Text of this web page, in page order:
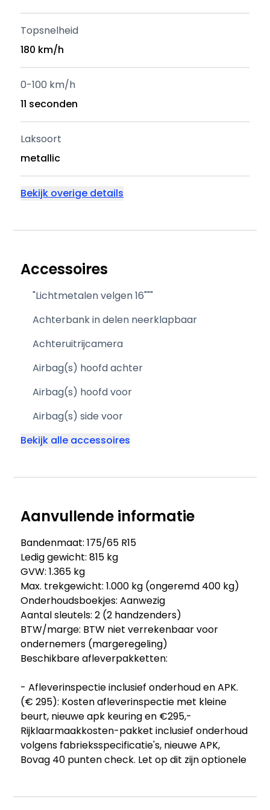
Topsnelheid
180 km/h
0-100 km/h
11 seconden
Laksoort
metallic
Bekijk overige details
Accessoires
"Lichtmetalen velgen 16"""
Achterbank in delen neerklapbaar
Achteruitrijcamera
Airbag(s) hoofd achter
Airbag(s) hoofd voor
Airbag(s) side voor
Bekijk alle accessoires
Aanvullende informatie
Bandenmaat: 175/65 R15
Ledig gewicht: 815 kg
GVW: 1.365 kg
Max. trekgewicht: 1.000 kg (ongeremd 400 kg)
Onderhoudsboekjes: Aanwezig
Aantal sleutels: 2 (2 handzenders)
BTW/marge: BTW niet verrekenbaar voor
ondernemers (margeregeling)
Beschikbare afleverpakketten:
- Afleverinspectie inclusief onderhoud en APK.
(€ 295): Kosten afleverinspectie met kleine
beurt, nieuwe apk keuring en €295,-
Rijklaarmaakkosten-pakket inclusief onderhoud
volgens fabrieksspecificatie's, nieuwe APK,
Bovag 40 punten check. Let op dit zijn optionele